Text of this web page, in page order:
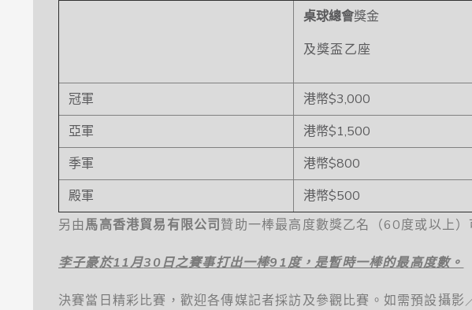
桌球總會獎金
及獎盃乙座
冠軍 港幣$3,000
亞軍
港幣$1,500
季軍
港幣$800
殿軍
港幣$500
另由馬高香港貿易有限公司 贊助一棒最高度數獎乙名（60度或以上
李子豪於11月30日之賽事打出一棒91度，是暫時一棒的最高度數。
決賽當日精彩比賽，歡迎各傳媒記者採訪及參觀比賽。如需預設攝